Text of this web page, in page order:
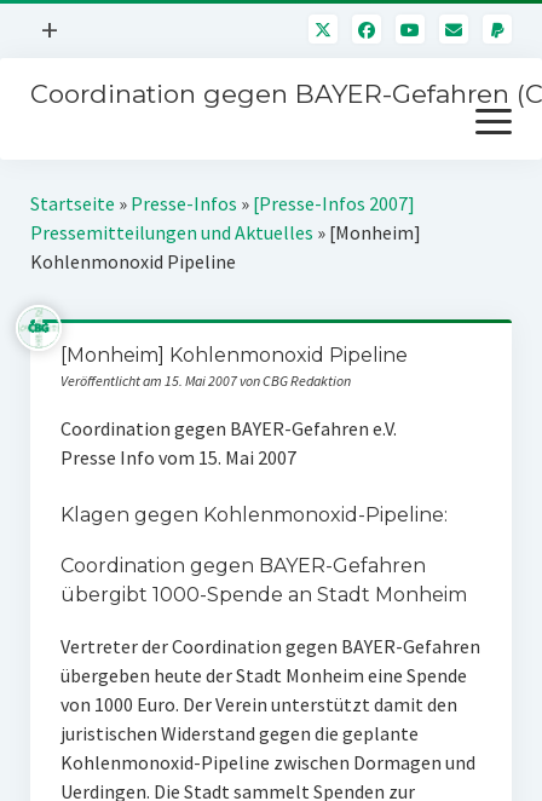
Menü
+
Mitmachen
Über uns
Kontakt
Impressum
Störfälle
Coordination gegen BAYER-Gefahren
Menü
öffnen
Kampagnen
Stichwort BAYER
Jahrestagung
Startseite » Presse-Infos » [Presse-Infos 2007]
Pressemitteilungen und Aktuelles » [Monheim]
Kohlenmonoxid Pipeline
[Monheim] Kohlenmonoxid Pipeline
Veröffentlicht am 15. Mai 2007 von CBG Redaktion
Coordination gegen BAYER-Gefahren e.V.
Presse Info vom 15. Mai 2007
Klagen gegen Kohlenmonoxid-Pipeline:
Coordination gegen BAYER-Gefahren
übergibt 1000-Spende an Stadt Monheim
Vertreter der Coordination gegen BAYER-Gefahren
übergeben heute der Stadt Monheim eine Spende
von 1000 Euro. Der Verein unterstützt damit den
juristischen Widerstand gegen die geplante
Kohlenmonoxid-Pipeline zwischen Dormagen und
Uerdingen. Die Stadt sammelt Spenden zur